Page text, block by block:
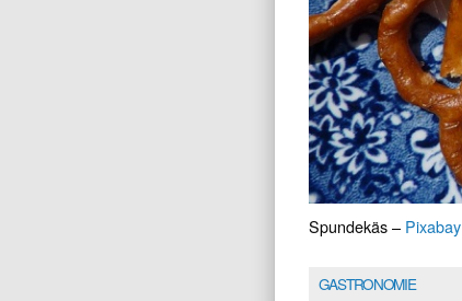
Spundekäs – Pixabay
GASTRONOMIE